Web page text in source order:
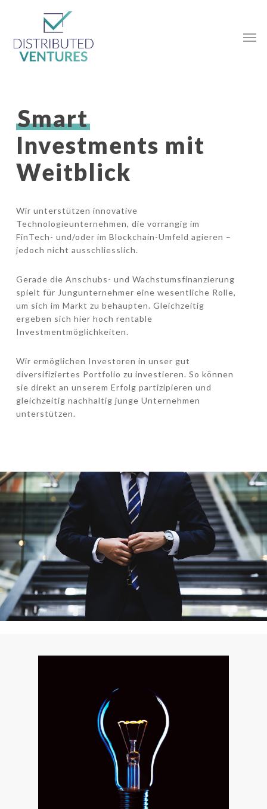
Smart
Investments mit
Weitblick
Wir unterstützen innovative
Technologieunternehmen, die vorrangig im
FinTech- und/oder im Blockchain-Umfeld agieren –
jedoch nicht ausschliesslich.
Gerade die Anschubs- und Wachstumsfinanzierung
spielt für Jungunternehmer eine wesentliche Rolle,
um sich im Markt zu behaupten. Gleichzeitig
ergeben sich hier hoch rentable
Investmentmöglichkeiten.
Wir ermöglichen Investoren in unser gut
diversifiziertes Portfolio zu investieren. So können
sie direkt an unserem Erfolg partizipieren und
gleichzeitig nachhaltig junge Unternehmen
unterstützen.